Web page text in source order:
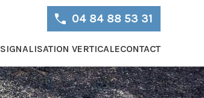
04 84 88 53 31
SIGNALISATION VERTICALECONTACT